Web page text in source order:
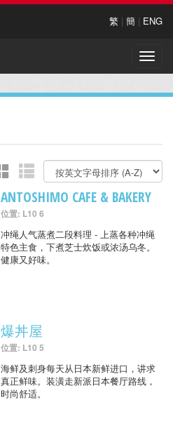
繁 | 簡 | ENG
Toggle
ANTOSHIMO CAFE & BAKERY
位置: L10 6
冲绳人气蒸煮二段料理 - 上蒸各种冲绳
特色主食，下煮芝士炊饭或浓汤乌冬。
健康又好味。
爆丼屋
位置: L10 5
海鲜及刺身每天从日本新鲜进口，讲求
真正鲜味。装潢走新派日本餐厅路线，
时尚舒适。